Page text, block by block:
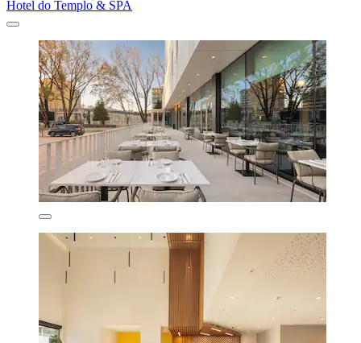
Hotel do Templo & SPA